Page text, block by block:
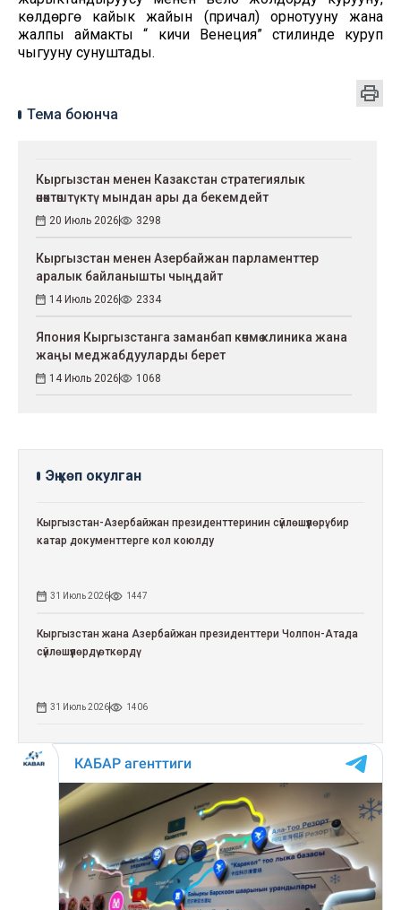
көлдөргө кайык жайын (причал) орнотууну жана
жалпы аймакты “ кичи Венеция” стилинде куруп
чыгууну сунуштады.
Тема боюнча
Кыргызстан менен Казакстан стратегиялык
өнөктөштүктү мындан ары да бекемдейт
20 Июль 2026 3298
Кыргызстан менен Азербайжан парламенттер
аралык байланышты чыңдайт
14 Июль 2026 2334
Япония Кыргызстанга заманбап көчмө клиника жана
жаңы меджабдууларды берет
14 Июль 2026 1068
Эң көп окулган
Кыргызстан-Азербайжан президенттеринин сүйлөшүүлөрү: бир
катар документтерге кол коюлду
31 Июль 2026 1447
Кыргызстан жана Азербайжан президенттери Чолпон-Атада
сүйлөшүүлөрдү өткөрдү
31 Июль 2026 1406